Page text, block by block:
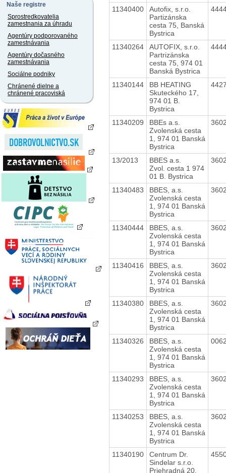
Naše registre
Sprostredkovatelia
zamestnania za úhradu
Agentúry podporovaného
zamestnávania
Agentúry dočasného
zamestnávania
Sociálne podniky
Chránené dielne a
chránené pracoviská
11340400
Autofix, s.r.o.
Partizánska
cesta 75, Banská
Bystrica
11340264
AUTOFIX, s.r.o.
Partrizánska
cesta 75, 974 01
Banská Bystrica
11340144
BB HEATING
Skuteckého 17,
974 01 B.
Bystrica
11340209
BBEs a.s.
Zvolenská cesta
1, 974 01 Banská
Bystrica
13/2013
BBES a.s.
Zvol. cesta 1 974
01 B. Bystrica
11340483
BBES, a.s.
Zvolenská cesta
1, 974 01 Banská
Bystrica
11340444
BBES, a.s.
Zvolenská cesta
1, 974 01 Banská
Bystrica
11340416
BBES, a.s.
Zvolenská cesta
1, 974 01 Banská
Bystrica
11340380
BBES, a.s.
Zvolenská cesta
1, 974 01 Banská
Bystrica
11340326
BBES, a.s.
Zvolenská cesta
1, 974 01 Banská
Bystrica
11340293
BBES, a.s.
Zvolenská cesta
1, 974 01 Banská
Bystrica
11340253
BBES, a.s.
Zvolenská cesta
1, 974 01 Banská
Bystrica
11340190
Centrum Dr.
Sindelar s.r.o.
Priehradná 20,